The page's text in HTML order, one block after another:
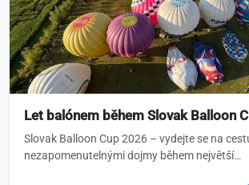
Let balónem během Slovak Balloon
Slovak Balloon Cup 2026 – vydejte se na
nezapomenutelnými dojmy během největší…